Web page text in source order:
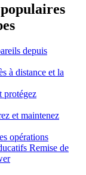
depuis
à distance et la
protégez
et maintenez
opérations
Remise de